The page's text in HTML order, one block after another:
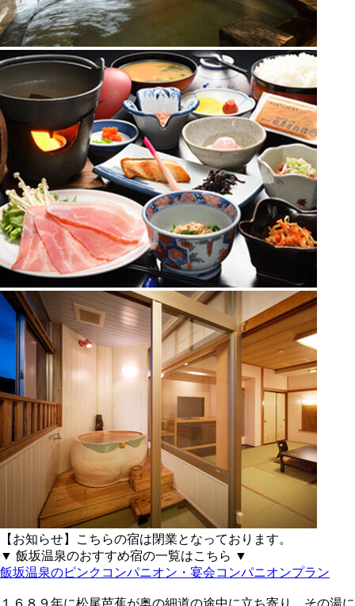
【お知らせ】こちらの宿は閉業となっております。
▼ 飯坂温泉のおすすめ宿の一覧はこちら ▼
飯坂温泉のピンクコンパニオン・宴会コンパニオンプラン
１６８９年に松尾芭蕉が奥の細道の途中に立ち寄り、その湯に